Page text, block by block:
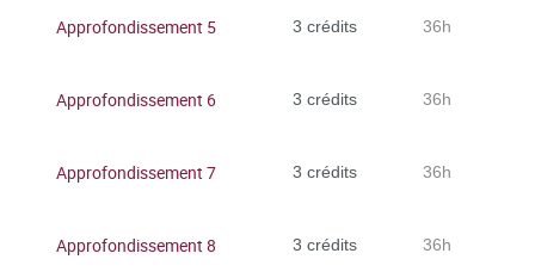
Approfondissement 5 3 crédits 36h
Approfondissement 6 3 crédits 36h
Approfondissement 7 3 crédits 36h
Approfondissement 8 3 crédits 36h